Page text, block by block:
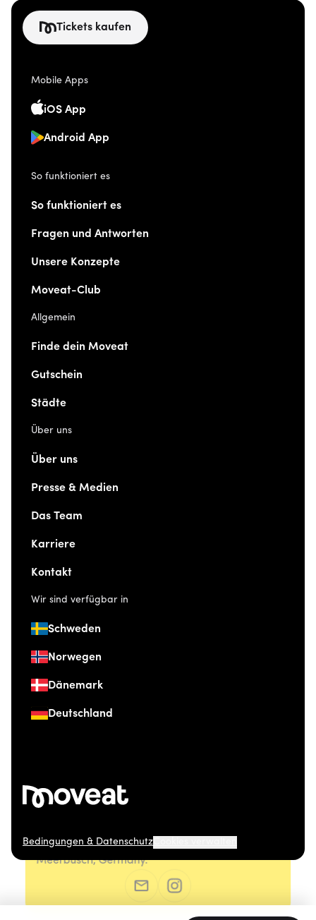
Tickets kaufen
Mobile Apps
iOS App
Android App
So funktioniert es
So funktioniert es
Fragen und Antworten
Unsere Konzepte
Moveat-Club
Allgemein
Finde dein Moveat
Gutschein
Städte
Über uns
Über uns
Presse & Medien
Das Team
Karriere
Kontakt
Wir sind verfügbar in
Schweden
Norwegen
Dänemark
Deutschland
Bedingungen & Datenschutz
© 2026 Moveat. Düsseldorfer Straße 41, 40667
Meerbusch, Germany.